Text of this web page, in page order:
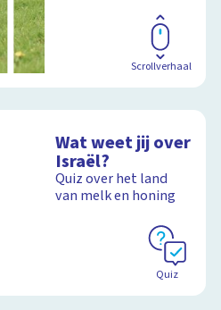
Scrollverhaal
Wat weet jij over
Israël?
Quiz over het land
van melk en honing
Quiz